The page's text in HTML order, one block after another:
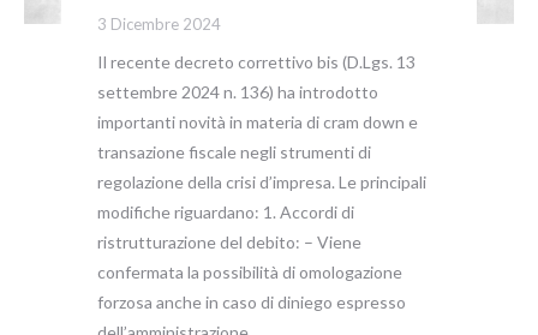
3 Dicembre 2024
Il recente decreto correttivo bis (D.Lgs. 13
settembre 2024 n. 136) ha introdotto
importanti novità in materia di cram down e
transazione fiscale negli strumenti di
regolazione della crisi d’impresa. Le principali
modifiche riguardano: 1. Accordi di
ristrutturazione del debito: – Viene
confermata la possibilità di omologazione
forzosa anche in caso di diniego espresso